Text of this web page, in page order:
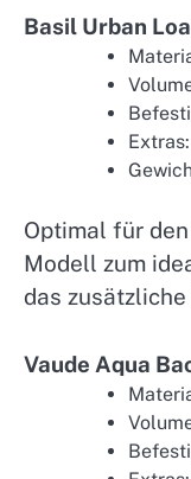
Basil Urban
Optimal für
Modell zum
das
Vaude Aqua